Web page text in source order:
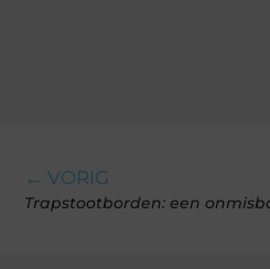
← VORIG
Trapstootborden: een